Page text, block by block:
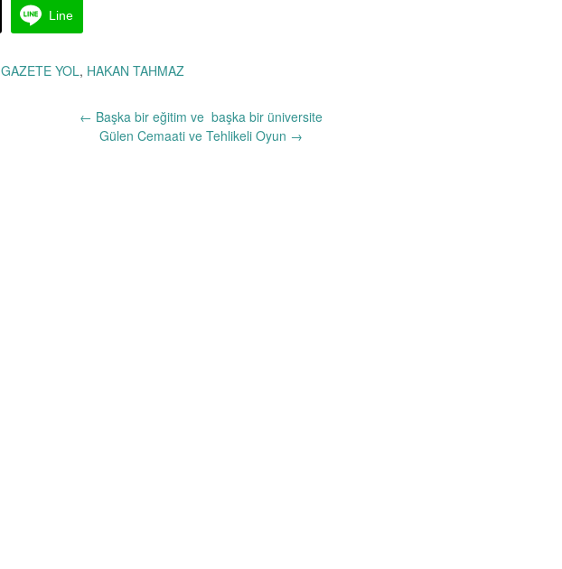
Line
GAZETE YOL, HAKAN TAHMAZ
← Başka bir eğitim ve başka bir üniversite
Gülen Cemaati ve Tehlikeli Oyun →